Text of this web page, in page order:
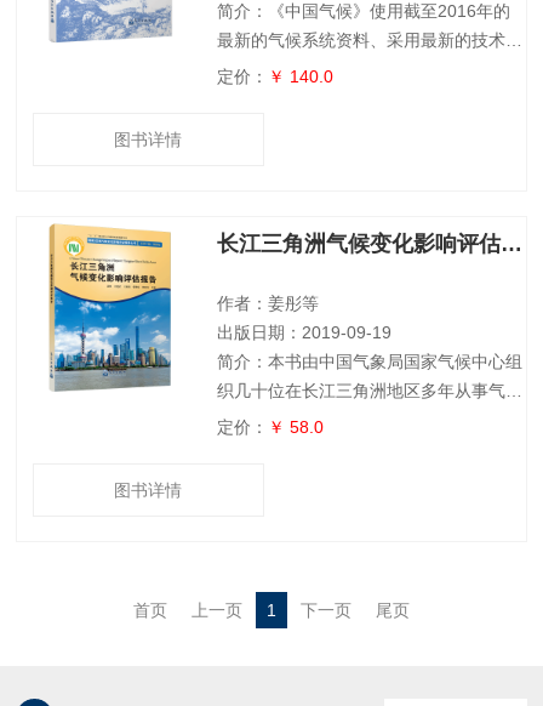
简介：《中国气候》使用截至2016年的
最新的气候系统资料、采用最新的技术分
析方法、吸取最新的气候科学研究成果，
的主要因子，还科学分析典型气候生态资
候变化带来的气候风险和气候安全，以全
球气候服务
定价： ￥ 140.0
图书详情
长江三角洲气候变化影响评估报告
作者：姜彤等
出版日期：2019-09-19
简介：本书由中国气象局国家气候中心组
织几十位在长江三角洲地区多年从事气候
变化影响评估研究的专家，经过大量数据
气候变化事实和特点，对地区积极适应和
减缓气候变化，保障区域社会经济可持续
定价： ￥ 58.0
图书详情
首页 上一页 1 下一页 尾页